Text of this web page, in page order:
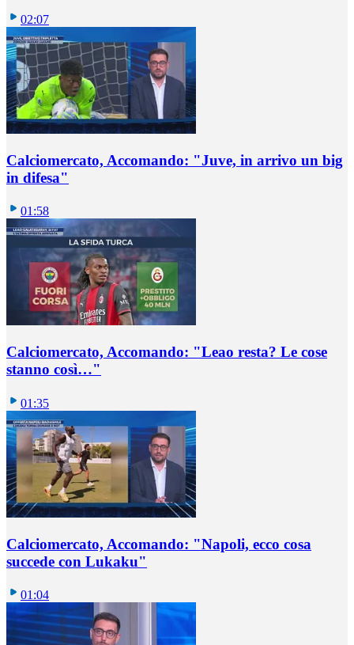
02:07
Calciomercato, Accomando: "Juve, in arrivo un big
in difesa"
01:58
Calciomercato, Accomando: "Leao resta? Le cose
stanno così…"
01:35
Calciomercato, Accomando: "Napoli, ecco cosa
succede con Lukaku"
01:04